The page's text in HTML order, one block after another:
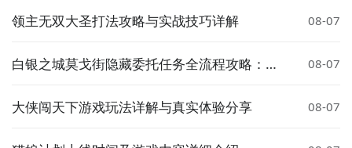
领主无双大圣打法攻略与实战技巧详解 08-07
白银之城莫戈街隐藏委托任务全流程攻略：触
08-07
大侠闯天下游戏玩法详解与真实体验分享 08-07